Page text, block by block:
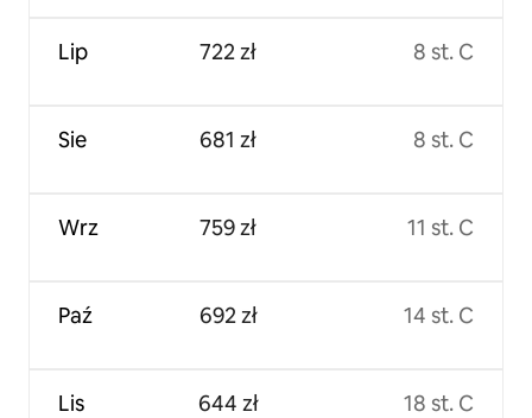
Lip
Sie
Wrz
Paź
Lis
722 zł
681 zł
759 zł
692 zł
644 zł
8 st. C
8 st. C
11 st. C
14 st. C
18 st. C